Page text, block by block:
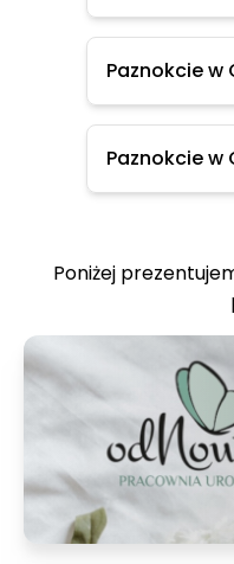
Paznokcie w
Paznokcie w
Poniżej